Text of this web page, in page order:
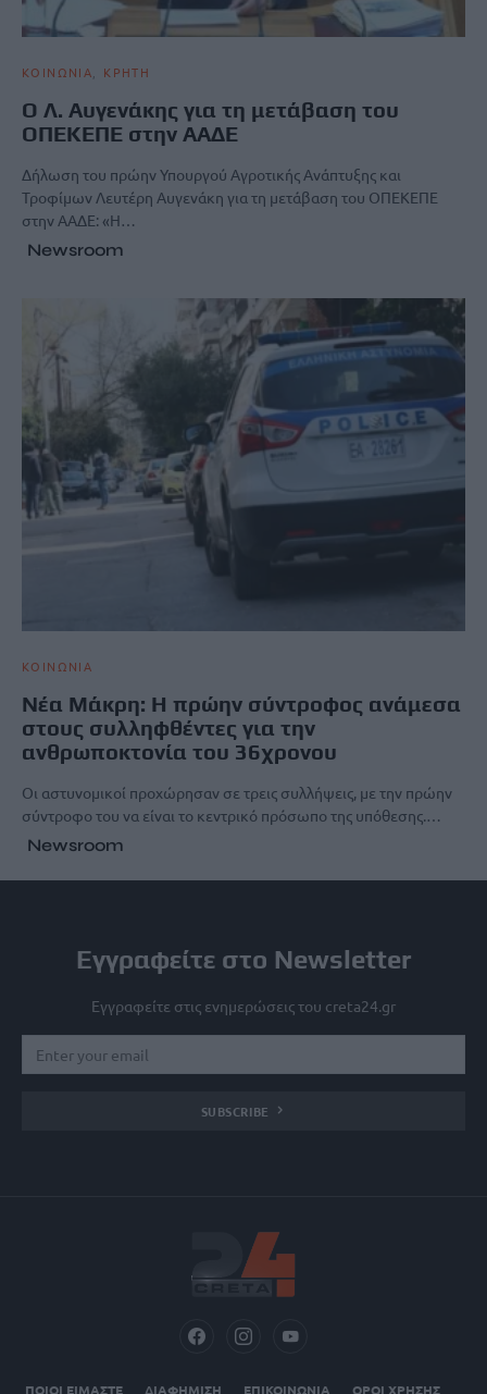
ΚΟΙΝΩΝΙΑ ΚΡΗΤΗ
Ο Λ. Αυγενάκης για τη μετάβαση του
ΟΠΕΚΕΠΕ στην ΑΑΔΕ
Δήλωση του πρώην Υπουργού Αγροτικής Ανάπτυξης και
Τροφίμων Λευτέρη Αυγενάκη για τη μετάβαση του ΟΠΕΚΕΠΕ
στην ΑΑΔΕ: «Η…
Newsroom
ΚΟΙΝΩΝΙΑ
Νέα Μάκρη: Η πρώην σύντροφος ανάμεσα
στους συλληφθέντες για την
ανθρωποκτονία του 36χρονου
Οι αστυνομικοί προχώρησαν σε τρεις συλλήψεις, με την πρώην
σύντροφο του να είναι το κεντρικό πρόσωπο της υπόθεσης.…
Newsroom
Εγγραφείτε στο Newsletter
Εγγραφείτε στις ενημερώσεις του creta24.gr
SUBSCRIBE
ΠΟΙΟΙ ΕΙΜΑΣΤΕ ΔΙΑΦΗΜΙΣΗ ΕΠΙΚΟΙΝΩΝΙΑ ΟΡΟΙ ΧΡΗΣΗΣ